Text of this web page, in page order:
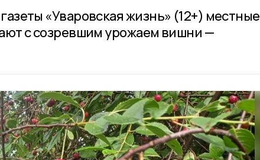
«Уваровская жизнь» (12+) местные
с созревшим урожаем вишни —